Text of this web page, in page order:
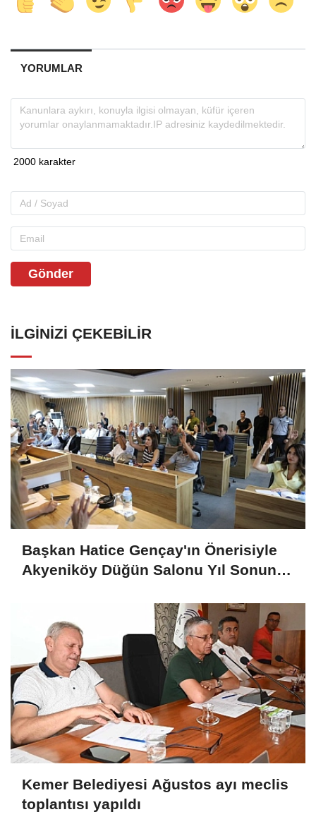
YORUMLAR
Gönder
İLGINIZI ÇEKEBILIR
Başkan Hatice Gençay'ın Önerisiyle
Akyeniköy Düğün Salonu Yıl Sonuna
Kemer Belediyesi Ağustos ayı meclis
toplantısı yapıldı